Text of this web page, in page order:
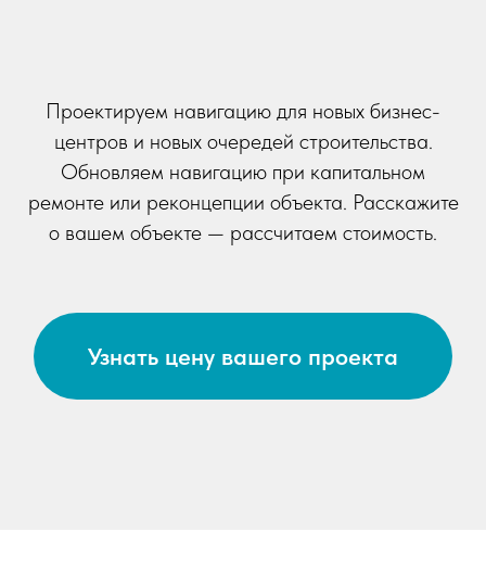
Проектируем навигацию для новых бизнес-
центров и новых очередей строительства.
Обновляем навигацию при капитальном
ремонте или реконцепции объекта. Расскажите
о вашем объекте — рассчитаем стоимость.
Узнать цену вашего проекта